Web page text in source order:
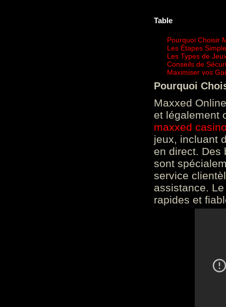
Table
Pourquoi Choisir
Les Étapes
Les Types de
Conseils de
Maximiser vos
Pourquoi
Maxxed
et légalement
maxxed
jeux, incluant
en direct. Des
sont
service
assistance.
rapides et